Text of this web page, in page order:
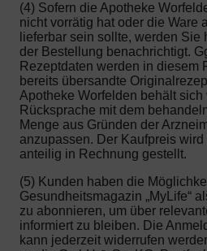
(4) Sofern die Apotheke
nicht vorrätig hat oder die Ware
lieferbar sein sollte, werden
der Bestellung benachrichtigt.
Rezeptdaten werden in diesem
bereits übersandte
Apotheke Worfelden behält sich
Rücksprache mit dem
Menge aus Gründen der
anzupassen. Der Kaufpreis
anteilig in Rechnung gestellt.
(5) Kunden haben die
Gesundheitsmagazin „MyLife“
zu abonnieren, um über
informiert zu bleiben. Die
kann jederzeit widerrufen